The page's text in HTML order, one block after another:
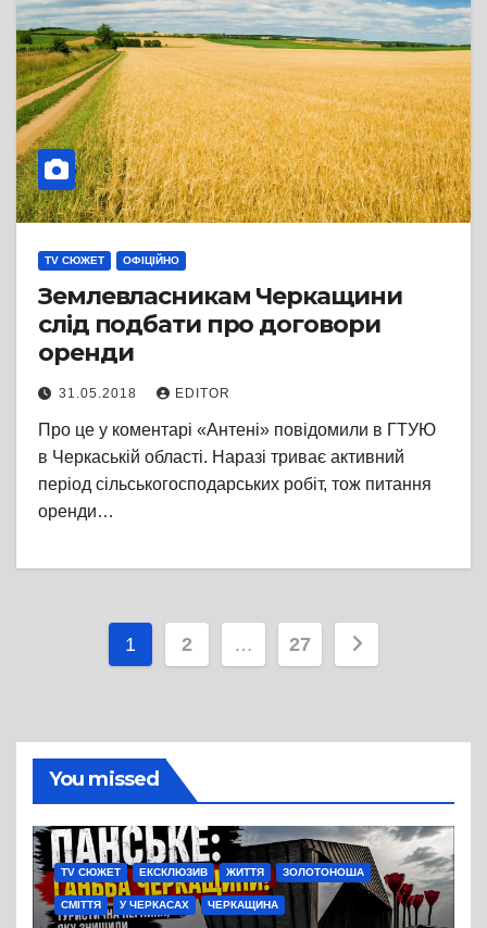
TV СЮЖЕТ ОФІЦІЙНО
Землевласникам Черкащини
слід подбати про договори
оренди
31.05.2018 EDITOR
Про це у коментарі «Антені» повідомили в ГТУЮ
в Черкаській області. Наразі триває активний
період сільськогосподарських робіт, тож питання
оренди…
Пагінація
1 2 … 27
You missed
TV СЮЖЕТ ЕКСКЛЮЗИВ ЖИТТЯ ЗОЛОТОНОША
СМІТТЯ У ЧЕРКАСАХ ЧЕРКАЩИНА